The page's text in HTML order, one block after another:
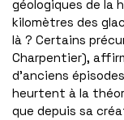
géologiques de la
kilomètres des
là ? Certains
Charpentier),
d’anciens
heurtent à la
que depuis sa